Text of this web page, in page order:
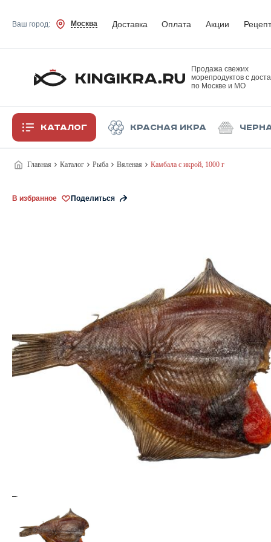
Ваш город: Москва Доставка Оплата Акции
Продажа свежих
морепродуктов с
по Москве и МО
Каталог Красная икра
Главная Каталог Рыба Вяленая Камбала с икрой, 1000 г
В избранное